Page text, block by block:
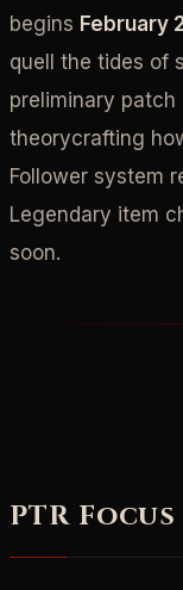
begins February
quell the tides of
preliminary
theorycrafting
Follower system
Legendary item
soon.
PTR